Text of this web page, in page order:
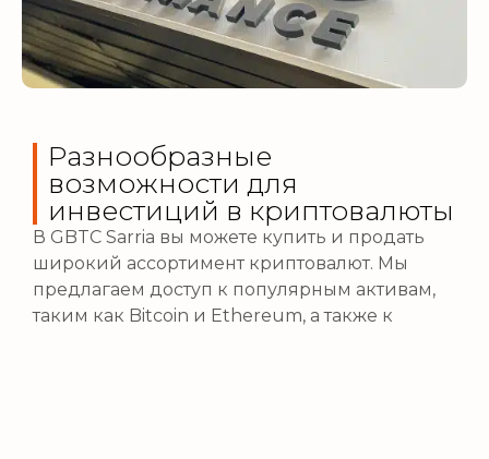
Разнообразные
возможности для
инвестиций в криптовалюты
В GBTC Sarria вы можете купить и продать
широкий ассортимент криптовалют. Мы
предлагаем доступ к популярным активам,
таким как Bitcoin и Ethereum, а также к